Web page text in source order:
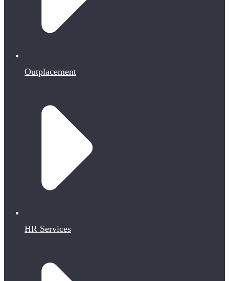
Outplacement
HR Services